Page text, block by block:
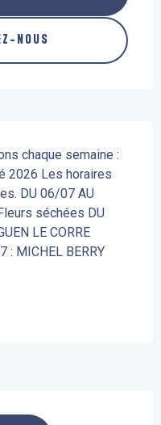
NOUS
chaque semaine :
2026 Les horaires
DU 06/07 AU
séchées DU
LE CORRE
: MICHEL BERRY